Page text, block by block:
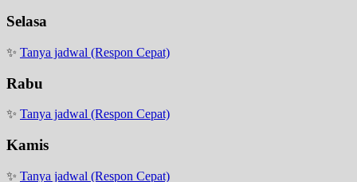
Selasa
✨ Tanya jadwal (Respon Cepat)
Rabu
✨ Tanya jadwal (Respon Cepat)
Kamis
✨ Tanya jadwal (Respon Cepat)